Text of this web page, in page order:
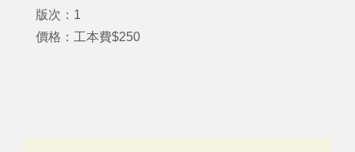
版次：1
價格：工本費$250